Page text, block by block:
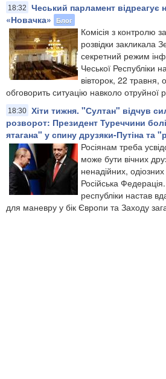
18:32
Чеський парламент
«Новачка»
Блог
Комісія з контролю
розвідки закликала
секретний режим
Чеської Республіки
вівторок, 22
обговорить ситуацію навколо отруйної
18:30 Хіти тижня. "Султан" відчув
розворот: Президент Туреччини
ятагана" у спину друзяки-Путіна та
Росіянам треба
може бути вічних
ненадійних,
Російська
республіки настав
для маневру у бік Європи та Заходу